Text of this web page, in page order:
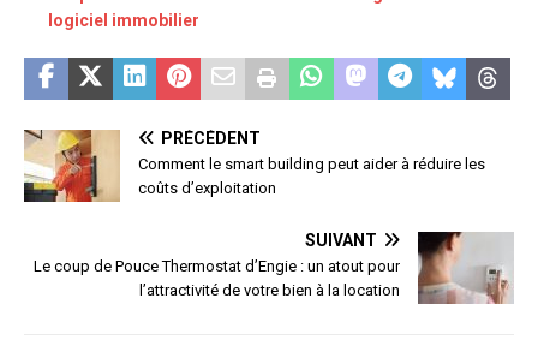
logiciel immobilier
PRÉCÉDENT
Comment le smart building peut aider à réduire les
coûts d’exploitation
SUIVANT
Le coup de Pouce Thermostat d’Engie : un atout pour
l’attractivité de votre bien à la location